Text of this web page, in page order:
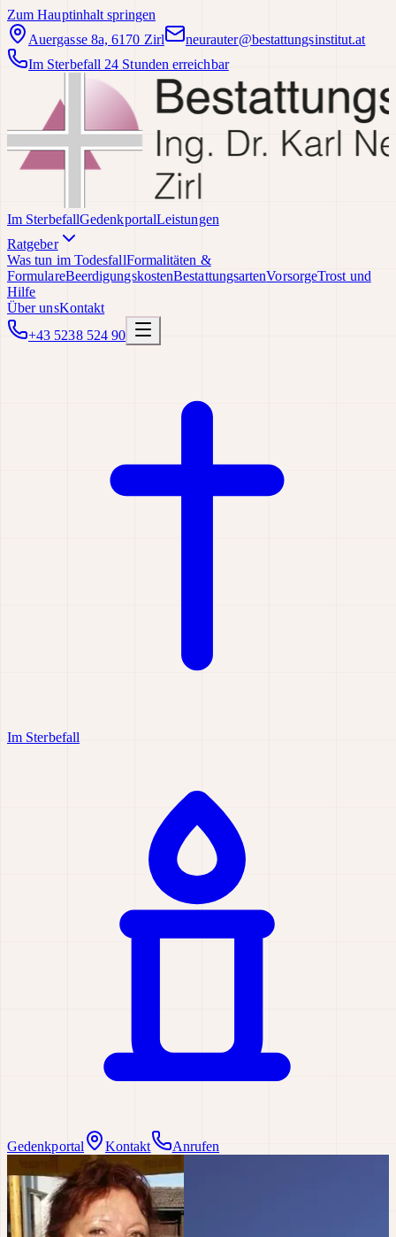
Zum Hauptinhalt springen
Auergasse 8a, 6170 Zirl
neurauter@bestattungsinstitut.at
Im Sterbefall 24 Stunden erreichbar
Im SterbefallGedenkportalLeistungen
Ratgeber
Was tun im TodesfallFormalitäten &
FormulareBeerdigungskostenBestattungsartenVorsorgeTrost und
Hilfe
Über unsKontakt
+43 5238 524 90
Im Sterbefall
Gedenkportal Kontakt Anrufen